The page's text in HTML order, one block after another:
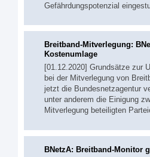
Gefährdungspotenzial
Breitband-Mitverlegung:
Kostenumlage
[01.12.2020] Grundsätze zur
bei der Mitverlegung von
jetzt die Bundesnetzagentur
unter anderem die Einigung
Mitverlegung beteiligten
BNetzA: Breitband-Monitor